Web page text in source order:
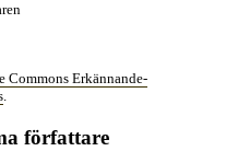
Commons Erkännande-
.
författare